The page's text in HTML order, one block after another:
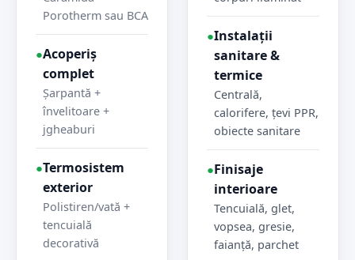
Porotherm sau BCA
●Acoperiș
complet
Șarpantă +
învelitoare +
jgheaburi
●Termosistem
exterior
Polistiren/vată +
tencuială
decorativă
●Instalații
sanitare &
termice
Centrală,
calorifere, țevi PPR,
obiecte sanitare
●Finisaje
interioare
Tencuială, glet,
vopsea, gresie,
faianță, parchet